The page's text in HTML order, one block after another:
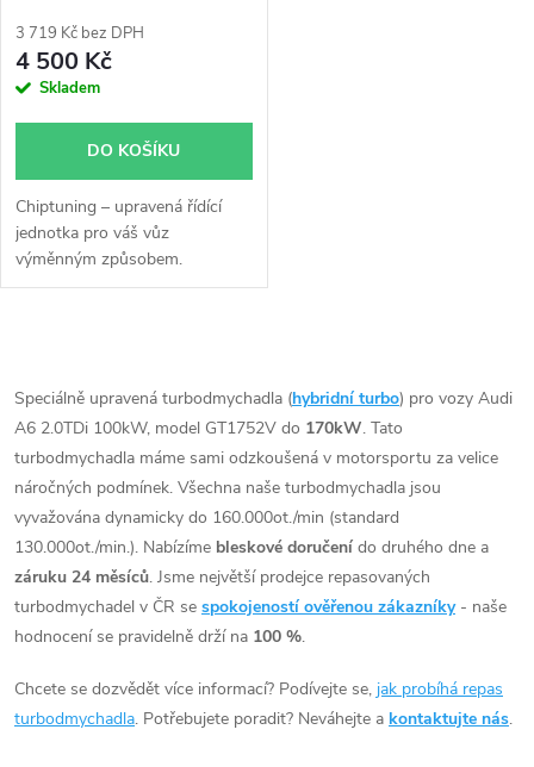
3 719 Kč bez DPH
4 500 Kč
Skladem
DO KOŠÍKU
Chiptuning – upravená řídící
jednotka pro váš vůz
výměnným způsobem.
v
l
á
d
a
c
í
p
Speciálně upravená turbodmychadla (hybridní turbo) pro vozy Audi
A6 2.0TDi 100kW, model GT1752V do 170kW. Tato
turbodmychadla máme sami odzkoušená v motorsportu za velice
náročných podmínek. Všechna naše turbodmychadla jsou
vyvažována dynamicky do 160.000ot./min (standard
130.000ot./min.). Nabízíme bleskové doručení do druhého dne a
záruku 24 měsíců. Jsme největší prodejce repasovaných
turbodmychadel v ČR se spokojeností ověřenou zákazníky- naše
hodnocení se pravidelně drží na 100 %.
Chcete se dozvědět více informací? Podívejte se, jak probíhá repas
turbodmychadla. Potřebujete poradit? Neváhejte a kontaktujte nás.